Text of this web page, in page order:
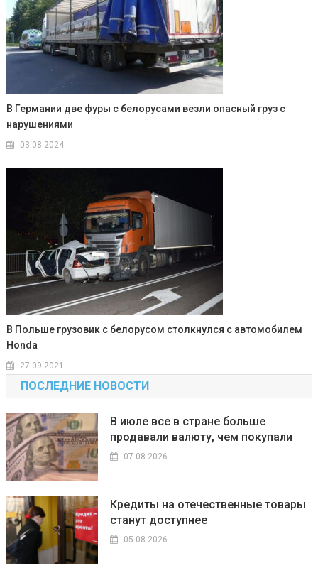
В Германии две фуры с белорусами везли опасный груз с
нарушениями
03.08.2024
В Польше грузовик с белорусом столкнулся с автомобилем
Honda
27.09.2021
ПОСЛЕДНИЕ НОВОСТИ
В июле все в стране больше
продавали валюту, чем покупали
07.08.2026
Кредиты на отечественные товары
станут доступнее
05.08.2026